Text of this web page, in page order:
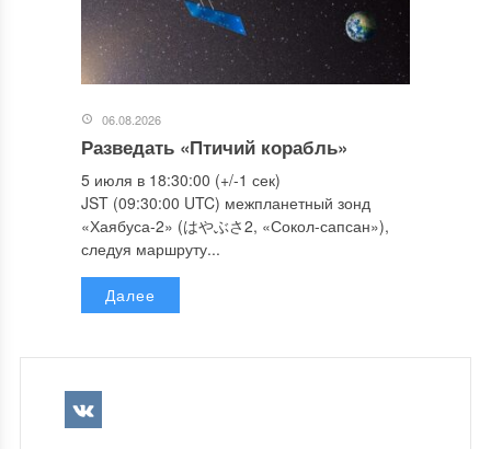
06.08.2026
Разведать «Птичий корабль»
5 июля в 18:30:00 (+/-1 сек)
JST (09:30:00 UTC) межпланетный зонд
«Хаябуса-2» (はやぶさ2, «Сокол-сапсан»),
следуя маршруту...
Далее